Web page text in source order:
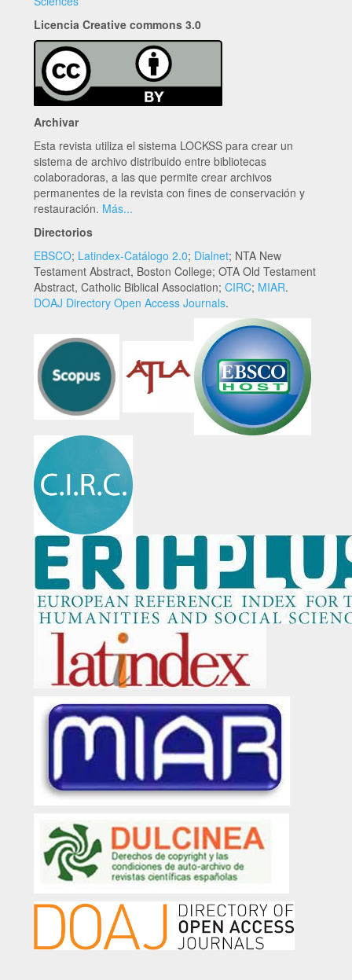
Licencia Creative commons 3.0
Archivar
Esta revista utiliza el sistema LOCKSS para crear un
sistema de archivo distribuido entre bibliotecas
colaboradoras, a las que permite crear archivos
permanentes de la revista con fines de conservación y
restauración. Más...
Directorios
EBSCO; Latindex-Catálogo 2.0; Dialnet; NTA New
Testament Abstract, Boston College; OTA Old Testament
Abstract, Catholic Biblical Association; CIRC; MIAR.
DOAJ Directory Open Access Journals.